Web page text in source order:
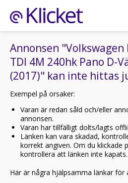
Annonsen
TDI 4M 240hk Pano D-
(2017)" kan inte hittas
Exempel på orsaker:
Varan är redan såld och/eller
annonsen.
Varan har tillfälligt dolts/lagts
Länken kan vara skadad,
korrekt angiven. Om du klickade
kontrollera att länken inte kapats.
Här är några hjälpsamma länkar för